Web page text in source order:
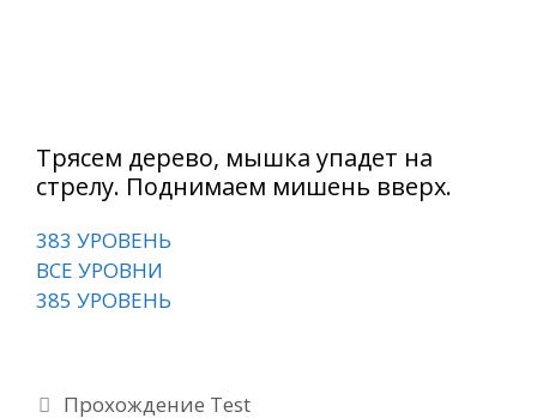
Трясем дерево, мышка упадет на
стрелу. Поднимаем мишень вверх.
383 УРОВЕНЬ
ВСЕ УРОВНИ
385 УРОВЕНЬ
Рубрики
Прохождение Test